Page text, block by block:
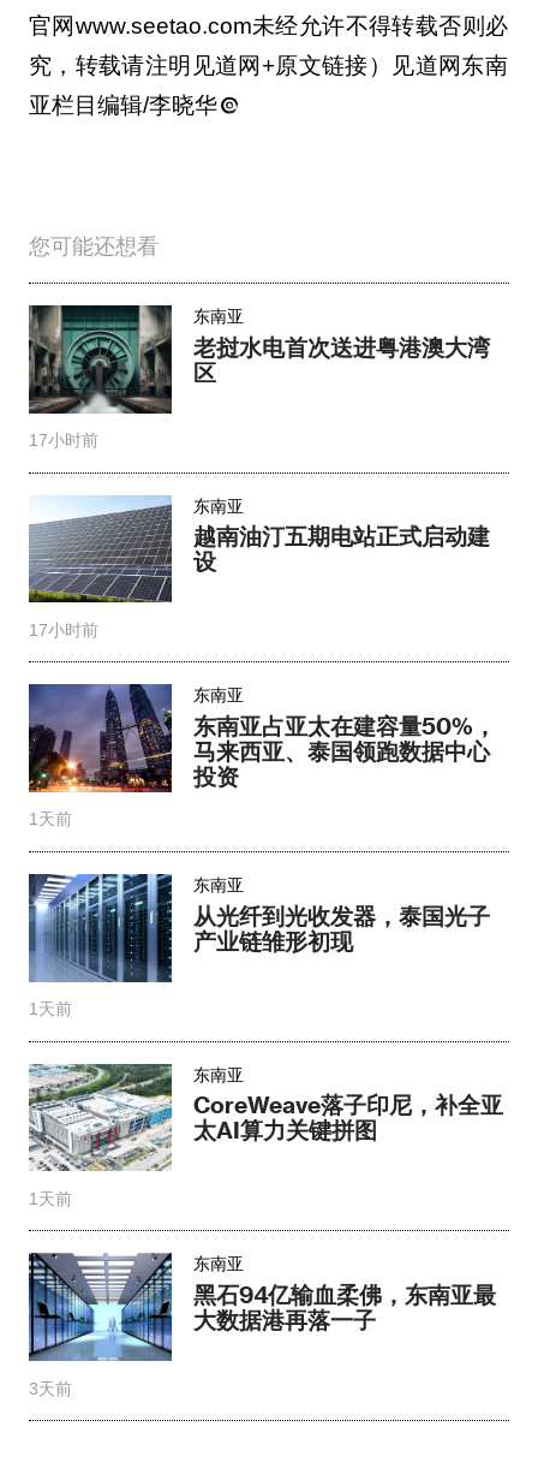
官网www.seetao.com未经允许不得转载否则必
究，转载请注明见道网+原文链接）见道网东南
亚栏目编辑/李晓华
您可能还想看
东南亚
老挝水电首次送进粤港澳大湾
区
17小时前
东南亚
越南油汀五期电站正式启动建
设
17小时前
东南亚
东南亚占亚太在建容量50%，
马来西亚、泰国领跑数据中心
投资
1天前
东南亚
从光纤到光收发器，泰国光子
产业链雏形初现
1天前
东南亚
CoreWeave落子印尼，补全亚
太AI算力关键拼图
1天前
东南亚
黑石94亿输血柔佛，东南亚最
大数据港再落一子
3天前